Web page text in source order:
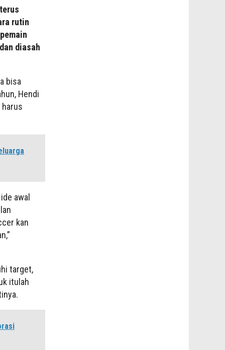
rutin
diasah
bisa
Hendi
harus
awal
kan
target,
itulah